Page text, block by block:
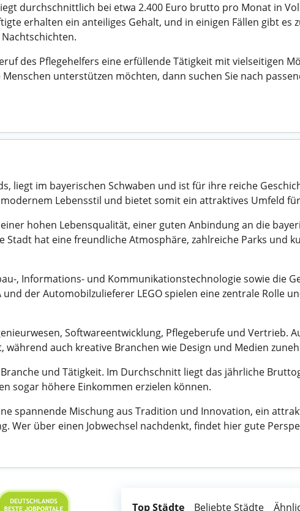
durchschnittlich bei etwa 2.400 Euro brutto pro Monat in
erhalten ein anteiliges Gehalt, und in einigen Fällen gibt es
des Pflegehelfers eine erfüllende Tätigkeit mit vielseitigen
unterstützen möchten, dann suchen Sie nach
liegt im bayerischen Schwaben und ist für ihre reiche
Lebensstil und bietet somit ein attraktives Umfeld
hohen Lebensqualität, einer guten Anbindung an die
Stadt hat eine freundliche Atmosphäre, zahlreiche Parks und
, Informations- und Kommunikationstechnologie sowie die
der Automobilzulieferer LEGO spielen eine zentrale Rolle
Softwareentwicklung, Pflegeberufe und Vertrieb.
auch kreative Branchen wie Design und Medien
und Tätigkeit. Im Durchschnitt liegt das jährliche
sogar höhere Einkommen erzielen können.
spannende Mischung aus Tradition und Innovation, ein
Wer über einen Jobwechsel nachdenkt, findet hier gute
Top Städte Beliebte Städte